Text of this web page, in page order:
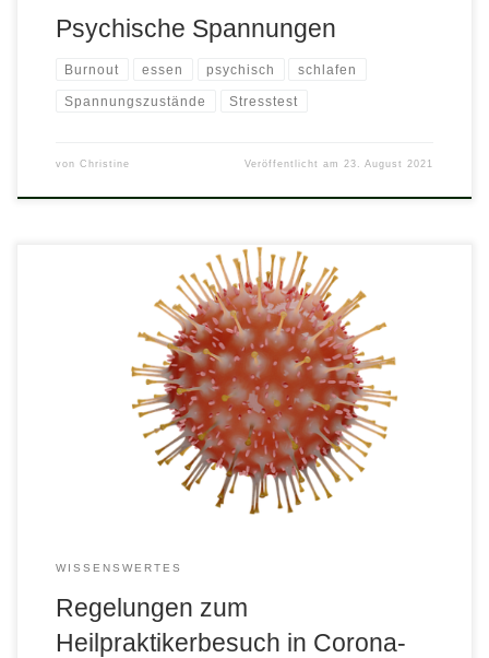
Psychische Spannungen
Burnout essen psychisch schlafen
Spannungszustände Stresstest
von Christine Veröffentlicht am 23. August 2021
Meine Naturheilpraxis ist geöffnet, sie darf allerdings nur mit
angelegter Mund-Nasen-Schutzmaske betreten werden! Ich
verzichte auf das Händeschütteln und beachte wie auch sonst die
gebotenen Hygienevorschriften in meiner Praxis. In meiner Praxis
werden Sie keinerlei Kontakt zu anderen Personen haben. Bitte
sehen Sie bei grippeähnlichen Symptomen oder wenn es in […]
WISSENSWERTES
Regelungen zum
Heilpraktikerbesuch in Corona-